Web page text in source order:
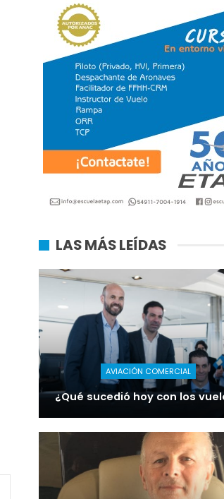
LAS MÁS LEÍDAS
AVIACIÓN COMERCIAL
¿Qué sucedió hoy con los